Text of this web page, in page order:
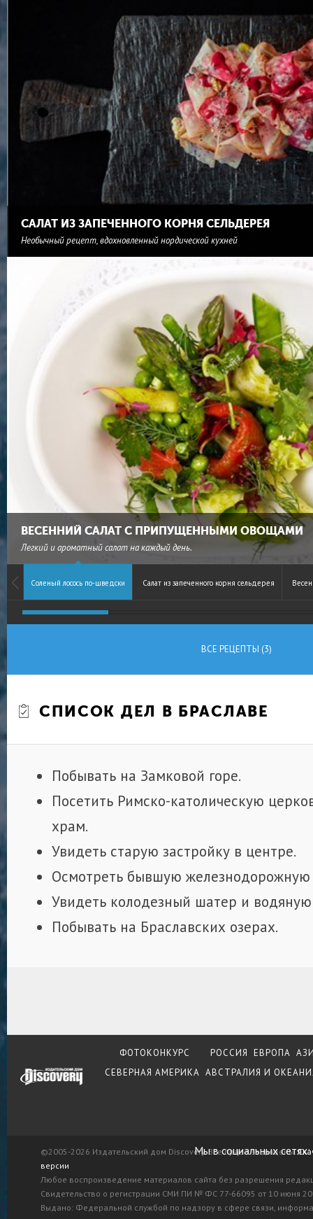
САЛАТ ИЗ ЗАПЕЧЕННОГО КОРНЯ СЕЛЬДЕРЕЯ
Необычный рецепт, вдохновленный нордической кухней
ВЕСЕННИЙ САЛАТ С ПРИПУЩЕННЫМИ ОВОЩАМИ
Легкий и ароматный салат на каждый день.
Соленый лосось по-шведски Салат из запеченного корня сельдерея
ВСЕ РЕЦЕПТЫ (3)
СПИСОК ДЕЛ В БРАСЛАВЕ
Побывать на Замковой горе.
Посетить Римско-католическую
храм.
Увидеть старую застройку в центре.
Осмотреть бывшую
Увидеть колодезный шатер и
Побывать на Браславских озерах.
ФОТОКОНКУРС РОССИЯ ЕВРОПА
СЕВЕРНАЯ АМЕРИКА АВСТРАЛИЯ И
©2005-2026 Издательский дом Discovery. Все права защищены.
версии
Любое воспроизведение материалов сайта без разрешения
Свидетельство о регистрации СМИ ПИ № ФС 77-66095 от 10 июня
Выдано: Федеральной службой по надзору в сфере связи,
Мы в социальных сетях: